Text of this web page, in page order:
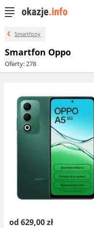
Smartfony
Smartfon Oppo
Oferty: 278
od 629,00 zł